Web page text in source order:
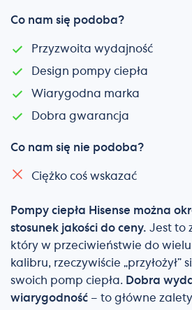
Co nam się podoba?
Przyzwoita wydajność
Design pompy ciepła
Wiarygodna marka
Dobra gwarancja
Co nam się nie podoba?
Ciężko coś wskazać
Pompy ciepła Hisense można
stosunek jakości do ceny. Jest to
który w przeciwieństwie do
kalibru, rzeczywiście „przyłożył”
swoich pomp ciepła. Dobra
wiarygodność – to główne